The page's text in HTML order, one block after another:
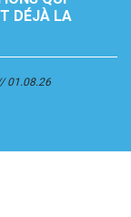
DÉJÀ LA
01.08.26